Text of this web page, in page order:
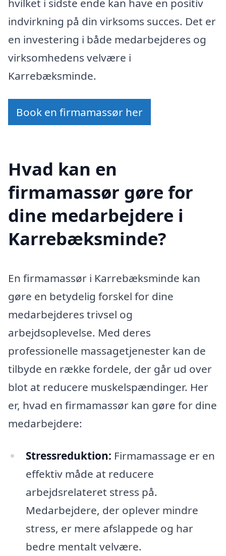
hvilket i sidste ende kan have en positiv
indvirkning på din virksoms succes. Det er
en investering i både medarbejderes og
virksomhedens velvære i
Karrebæksminde.
Book en firmamassør her
Hvad kan en
firmamassør gøre for
dine medarbejdere i
Karrebæksminde?
En firmamassør i Karrebæksminde kan
gøre en betydelig forskel for dine
medarbejderes trivsel og
arbejdsoplevelse. Med deres
professionelle massagetjenester kan de
tilbyde en række fordele, der går ud over
blot at reducere muskelspændinger. Her
er, hvad en firmamassør kan gøre for dine
medarbejdere:
Stressreduktion: Firmamassage er en
effektiv måde at reducere
arbejdsrelateret stress på.
Medarbejdere, der oplever mindre
stress, er mere afslappede og har
bedre mentalt velvære.